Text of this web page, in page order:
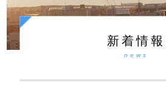
新着情報
news